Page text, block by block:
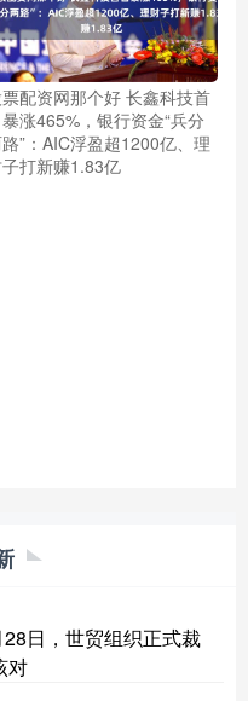
配资网那个好 长鑫科技首
暴涨465%，银行资金“兵分
”：AIC浮盈超1200亿、理
打新赚1.83亿
日，世贸组织正式裁
对